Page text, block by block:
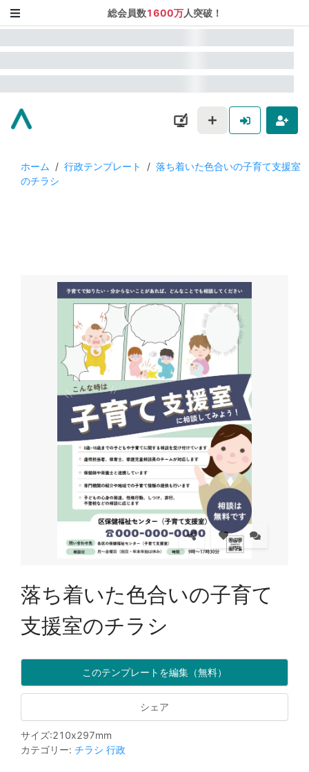
総会員数1600万人突破！
ホーム / 行政テンプレート / 落ち着いた色合いの子育て支援室
のチラシ
落ち着いた色合いの子育て
支援室のチラシ
このテンプレートを編集（無料）
シェア
サイズ:210x297mm
カテゴリー: チラシ 行政